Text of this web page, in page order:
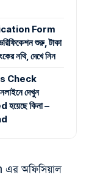
Form
শুরু, টাকা
নথি, দেখে নিন
Check
দেখুন
কিনা –
অফিসিয়াল